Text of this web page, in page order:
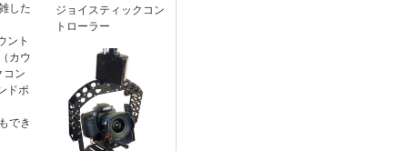
した
ント
カウ
コン
ドポ
でき
ジョイスティックコン
トローラー